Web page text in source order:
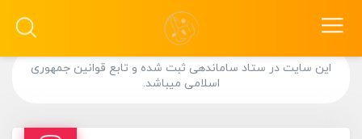
این سایت در ستاد ساماندهی ثبت شده و تابع قوانین جمهوری
اسلامی میباشد.